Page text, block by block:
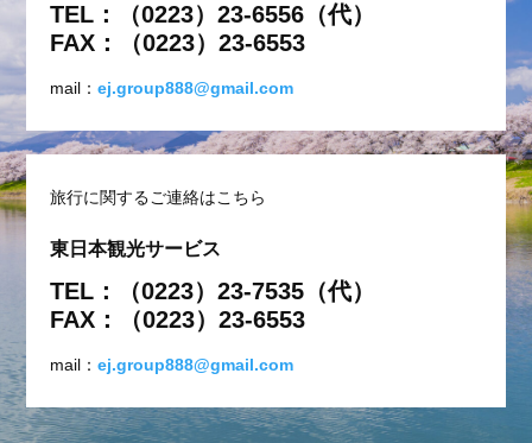
TEL：（0223）23-6556（代）
FAX：（0223）23-6553
mail：ej.group888@gmail.com
旅行に関するご連絡はこちら
東日本観光サービス
TEL：（0223）23-7535（代）
FAX：（0223）23-6553
mail：ej.group888@gmail.com